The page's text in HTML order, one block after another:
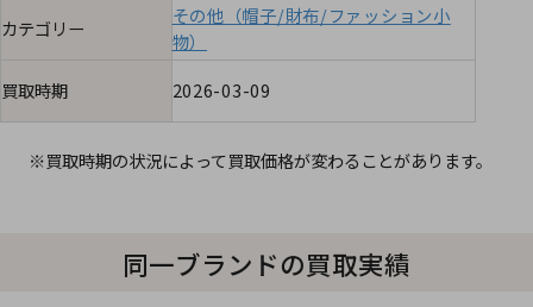
カテゴリー
その他（帽子/財布/ファッション小
物）
買取時期
2026-03-09
※買取時期の状況によって買取価格が変わることがあります。
同一ブランドの買取実績